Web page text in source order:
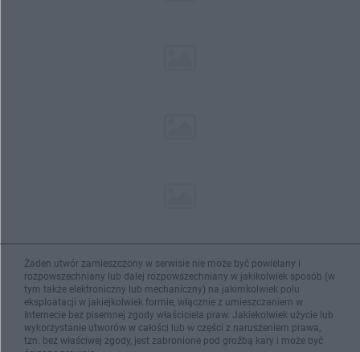
Żaden utwór zamieszczony w serwisie nie może być powielany i
rozpowszechniany lub dalej rozpowszechniany w jakikolwiek sposób (w
tym także elektroniczny lub mechaniczny) na jakimkolwiek polu
eksploatacji w jakiejkolwiek formie, włącznie z umieszczaniem w
Internecie bez pisemnej zgody właściciela praw. Jakiekolwiek użycie lub
wykorzystanie utworów w całości lub w części z naruszeniem prawa,
tzn. bez właściwej zgody, jest zabronione pod groźbą kary i może być